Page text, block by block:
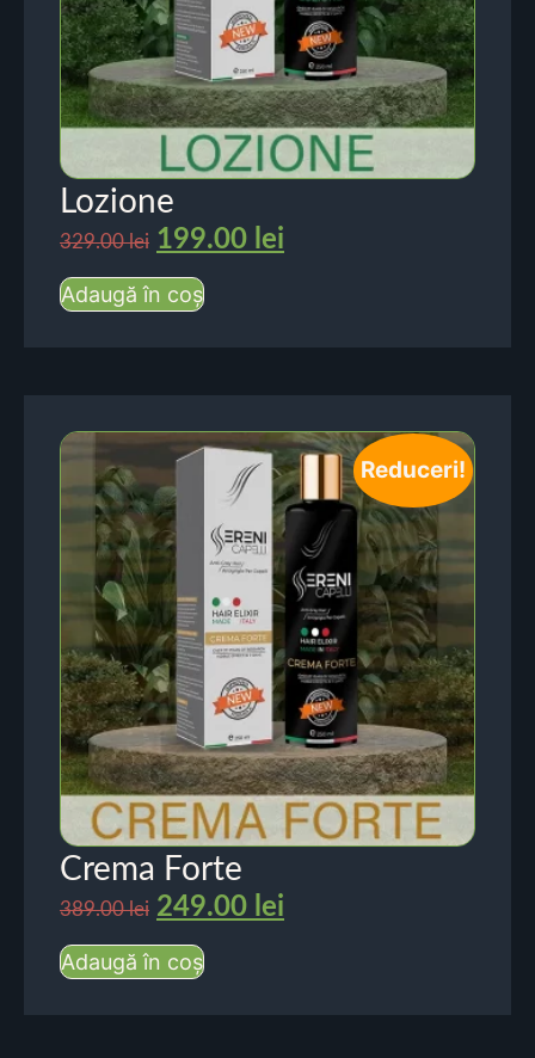
Lozione
329.00lei 199.00 lei
Adaugă în coș
Reduceri!
Crema Forte
389.00lei 249.00 lei
Adaugă în coș